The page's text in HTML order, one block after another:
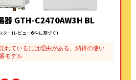
器 GTH-C2470AW3H BL
ター(レビュー6件に基づく)
れているには理由がある。納得の使い
モデル